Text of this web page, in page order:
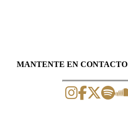
MANTENTE EN CONTACTO